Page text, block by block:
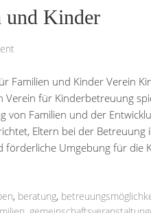
und Kinder
Familien und Kinder Verein
Verein für Kinderbetreuung
von Familien und der
Eltern bei der Betreuung
förderliche Umgebung für die
, beratung,